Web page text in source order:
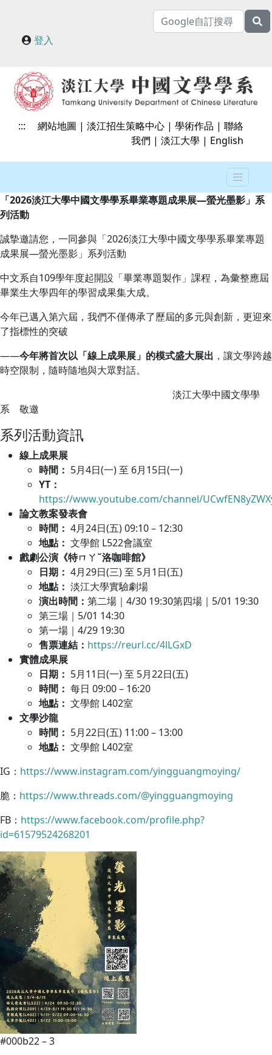
登入
::: 網站地圖 |淡江招生策略中心 |學術作品 |聯絡
我們 |淡江大學 | English
「2026淡江大學中國文學學系畢業專題成果展—螢光墨影」系
列活動
誠摯邀請您，一同參與「2026淡江大學中國文學學系畢業專題
成果展—螢光墨影」系列活動
中文系自109學年度起開設「畢業專題製作」課程，為彙整應屆
畢業生大學四年的學習成果集大成。
今年已邁入第六屆，我們不僅傳承了歷屆的多元與創新，更迎來
了指標性的突破
——今年將首次以「線上成果展」的模式盛大展出 ，讓文學跨越
時空限制，隨時隨地與大眾對話。
淡江大學中國文學學
系 敬邀
系列活動資訊
線上成果展
時間： 5月4日(一) 至 6月15日(一)
YT：
https://www.youtube.com/channel/
論文教案發表會
時間： 4月24日(五) 09:10 – 12:30
地點： 文學館 L522會議室
戲劇公演《特ㄇㄚˇ洛咖啡館》
日期： 4月29日(三) 至 5月1日(五)
地點： 淡江大學實驗劇場
演出時間： 第二場｜4/30 19:30第四場｜5/01 19:30
第三場｜5/01 14:30
第一場｜4/29 19:30
售票連結： https://reurl.cc/4lLGxD
實體成果展
日期： 5月11日(一) 至 5月22日(五)
時間： 每日 09:00 – 16:20
地點： 文學館 L402室
文學沙龍
時間： 5月22日(五) 11:00 – 13:00
地點： 文學館 L402室
IG： https://www.instagram.com/yingguangmoying/
脆： https://www.threads.com/@yingguangmoying
FB： https://www.facebook.com/profile.php?
id=61579524268201
#000b22 – 3